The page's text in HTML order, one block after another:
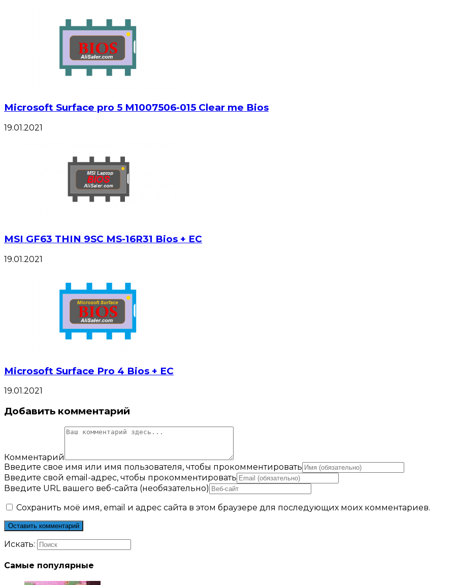
Microsoft Surface pro 5 M1007506-015 Clear me Bios
19.01.2021
MSI GF63 THIN 9SC MS-16R31 Bios + EC
19.01.2021
Microsoft Surface Pro 4 Bios + EC
19.01.2021
Добавить комментарий
Комментарий
Введите свое имя или имя пользователя, чтобы прокомментировать
Введите свой email-адрес, чтобы прокомментировать
Введите URL вашего веб-сайта (необязательно)
Сохранить моё имя, email и адрес сайта в этом браузере для последующих моих комментариев.
Искать:
Самые популярные